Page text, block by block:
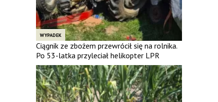
WYPADEK
Ciągnik ze zbożem przewrócił się na rolnika.
Po 53-latka przyleciał helikopter LPR